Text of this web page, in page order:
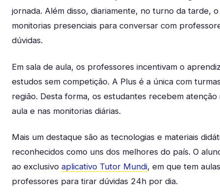
jornada. Além disso, diariamente, no turno da tarde,
monitorias presenciais para conversar com
dúvidas.
Em sala de aula, os professores incentivam o
estudos sem competição. A Plus é a única com
região. Desta forma, os estudantes recebem atenção
aula e nas monitorias diárias.
Mais um destaque são as tecnologias e materiais
reconhecidos como uns dos melhores do país. O
ao exclusivo aplicativo Tutor Mundi, em que tem
professores para tirar dúvidas 24h por dia.